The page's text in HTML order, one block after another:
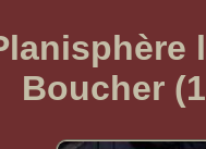
Boucher